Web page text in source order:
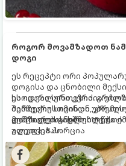
როგორ მოვამზადოთ
დოგი
ეს რეცეპტი ორი
დოგისა და ცნობილი
საოცარი სინთეზია.
შემწვარი სიმინდი,
და ცხარე სანელებლები
აფეთქებას.
ეს იდეალური კერძია
ბარბექიუსთვის ან
გემრიელი ვახშმისთვის.
მომზადების დრო: 15 წუთი
ულუფა: 8 პორცია